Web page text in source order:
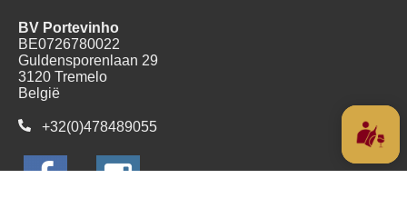
BV Portevinho
BE0726780022
Guldensporenlaan 29
3120 Tremelo
België
+32(0)478489055